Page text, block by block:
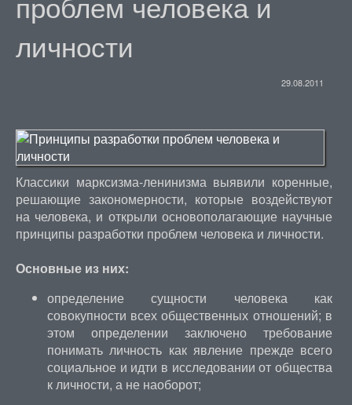
личности
29.08.2011
Классики марксизма-ленинизма выявили коренные,
решающие закономерности, которые воздействуют
на человека, и открыли основополагающие научные
принципы разработки проблем человека и личности.
Основные из них:
определение сущности человека как
совокупности всех общественных отношений; в
этом определении заключено требование
понимать личность как явление прежде всего
социальное и идти в исследовании от общества
к личности, а не наоборот;